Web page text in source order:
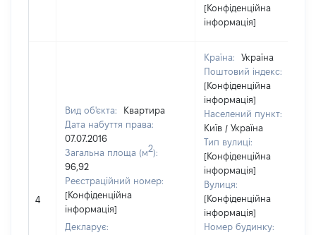
[Конфіденційна
інформація]
4
Вид об'єкта:
Квартира
Дата набуття права:
07.07.2016
Загальна площа (м2):
96,92
Реєстраційний номер:
[Конфіденційна
інформація]
Декларує:
Країна:
Україна
Поштовий індекс:
[Конфіденційна
інформація]
Населений пункт:
Київ / Україна
Тип вулиці:
[Конфіденційна
інформація]
Вулиця:
[Конфіденційна
інформація]
Номер будинку: